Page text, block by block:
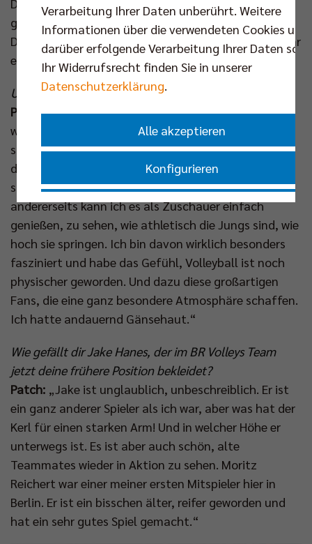
gesagt, sie bräuchten einen neuen Kreativdirektor.
Das ist ein sehr cooler Job. Vielleicht können wir sogar
eine Verbindung zum Sport schaffen, mal sehen.“
Und wie hat dir das erste Finalspiel gefallen?
Patch:„Es war wunderbar. Da sind zwei
widerstreitende Gefühle in mir. Ich kenne Volleyball
so gut, ich kenne die Zuschauerbegeisterung so gut,
das ganze Umfeld. Ich erlebe also einerseits die
sportliche Auseinandersetzung irgendwie mit,
andererseits kann ich es als Zuschauer einfach
genießen, zu sehen, wie athletisch die Jungs sind, wie
hoch sie springen. Ich bin davon wirklich besonders
fasziniert und habe das Gefühl, Volleyball ist noch
physischer geworden. Und dazu diese großartigen
Fans, die eine ganz besondere Atmosphäre schaffen.
Ich hatte andauernd Gänsehaut.“
Wie gefällt dir Jake Hanes, der im BR Volleys Team
jetzt deine frühere Position bekleidet?
Patch: „Jake ist unglaublich, unbeschreiblich. Er ist
ein ganz anderer Spieler als ich war, aber was hat der
Kerl für einen starken Arm! Und in welcher Höhe er
unterwegs ist. Es ist aber auch schön, alte
Teammates wieder in Aktion zu sehen. Moritz
Reichert war einer meiner ersten Mitspieler hier in
Berlin. Er ist ein bisschen älter, reifer geworden und
hat ein sehr gutes Spiel gemacht.“
Verarbeitung Ihrer Daten unberührt. Weitere
Informationen über die verwendeten Cookies und
darüber erfolgende Verarbeitung Ihrer Daten
Ihr Widerrufsrecht finden Sie in unserer
Datenschutzerklärung.
Alle akzeptieren
Konfigurieren
Nur essenzielle Cookies akzeptieren
Impressum|Datenschutzerklärung